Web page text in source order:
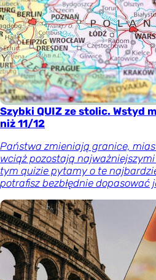
Szybki QUIZ ze stolic. Wstyd
niż 11/12
Państwa zmieniają granice,
wciąż pozostają
tym quizie pytamy o te
potrafisz bezbłędnie dopasować